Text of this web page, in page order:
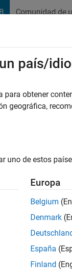
Comunidad de
país/
obtener
geográfica,
uno de estos
Europa
Belgium
Denmark
España
Finland